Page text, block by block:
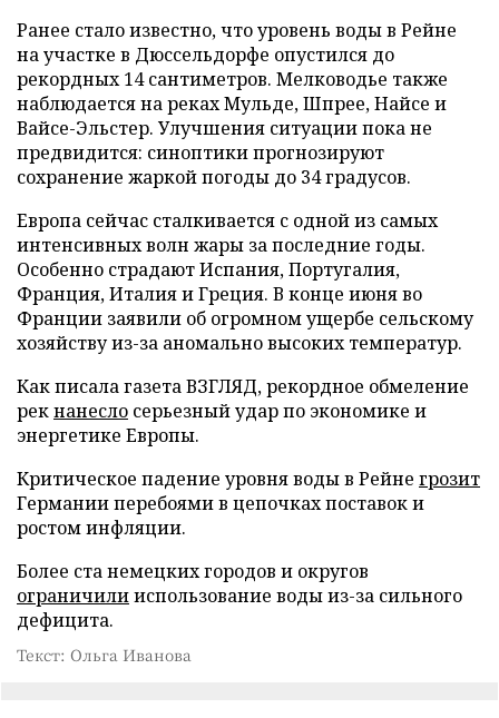
Ранее стало известно, что уровень воды в Рейне
на участке в Дюссельдорфе опустился до
рекордных 14 сантиметров. Мелководье также
наблюдается на реках Мульде, Шпрее, Найсе и
Вайсе-Эльстер. Улучшения ситуации пока не
предвидится: синоптики прогнозируют
сохранение жаркой погоды до 34 градусов.
Европа сейчас сталкивается с одной из самых
интенсивных волн жары за последние годы.
Особенно страдают Испания, Португалия,
Франция, Италия и Греция. В конце июня во
Франции заявили об огромном ущербе сельскому
хозяйству из-за аномально высоких температур.
Как писала газета ВЗГЛЯД, рекордное обмеление
рекнанесло серьезный удар по экономике и
энергетике Европы.
Критическое падение уровня воды в Рейне грозит
Германии перебоями в цепочках поставок и
ростом инфляции.
Более ста немецких городов и округов
ограничилииспользование воды из-за сильного
дефицита.
Текст: Ольга Иванова